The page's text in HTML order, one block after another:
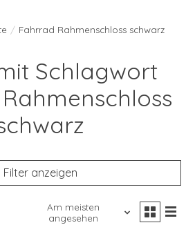
/ Fahrrad Rahmenschloss schwarz
Schlagwort
Filter anzeigen
Am meisten
angesehen